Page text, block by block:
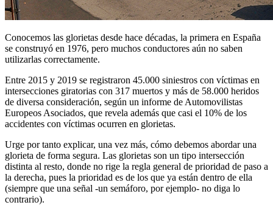
Conocemos las glorietas desde hace décadas, la primera en España
se construyó en 1976, pero muchos conductores aún no saben
utilizarlas correctamente.
Entre 2015 y 2019 se registraron 45.000 siniestros con víctimas en
intersecciones giratorias con 317 muertos y más de 58.000 heridos
de diversa consideración, según un informe de Automovilistas
Europeos Asociados, que revela además que casi el 10% de los
accidentes con víctimas ocurren en glorietas.
Urge por tanto explicar, una vez más, cómo debemos abordar una
glorieta de forma segura. Las glorietas son un tipo intersección
distinta al resto, donde no rige la regla general de prioridad de paso a
la derecha, pues la prioridad es de los que ya están dentro de ella
(siempre que una señal -un semáforo, por ejemplo- no diga lo
contrario).